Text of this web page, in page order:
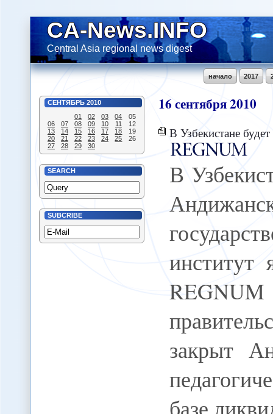
CA-News.INFO
Central Asia regional news digest
2017
начало
СЕНТЯБРЬ 2010
01
02 03 04
05
06
07 08 09 10 11
12
13
14 15 16 17 18
19
20
21 22 23 24 25
26
27
28 29 30
SEARCH
SUBCRIBE
16сентября2010
В Узбекистане будет закрыт Андижанский
В
закрыт
базе